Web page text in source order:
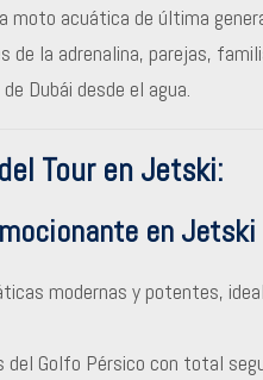
moto acuática de última
de la adrenalina, parejas,
Dubái desde el agua.
Tour en Jetski:
en Jetski
modernas y potentes,
del Golfo Pérsico con total